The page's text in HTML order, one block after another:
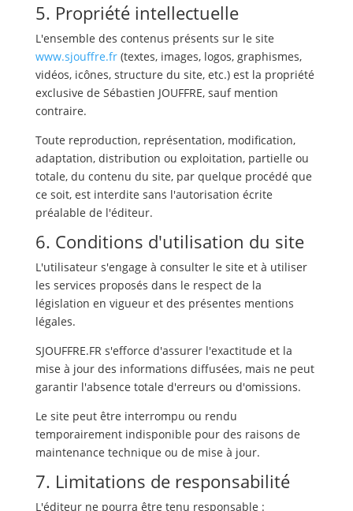
5. Propriété intellectuelle
L'ensemble des contenus présents sur le site
www.sjouffre.fr(textes, images, logos, graphismes,
vidéos, icônes, structure du site, etc.) est la propriété
exclusive de Sébastien JOUFFRE, sauf mention
contraire.
Toute reproduction, représentation, modification,
adaptation, distribution ou exploitation, partielle ou
totale, du contenu du site, par quelque procédé que
ce soit, est interdite sans l'autorisation écrite
préalable de l'éditeur.
6. Conditions d'utilisation du site
L'utilisateur s'engage à consulter le site et à utiliser
les services proposés dans le respect de la
législation en vigueur et des présentes mentions
légales.
SJOUFFRE.FR s'efforce d'assurer l'exactitude et la
mise à jour des informations diffusées, mais ne peut
garantir l'absence totale d'erreurs ou d'omissions.
Le site peut être interrompu ou rendu
temporairement indisponible pour des raisons de
maintenance technique ou de mise à jour.
7. Limitations de responsabilité
L'éditeur ne pourra être tenu responsable :